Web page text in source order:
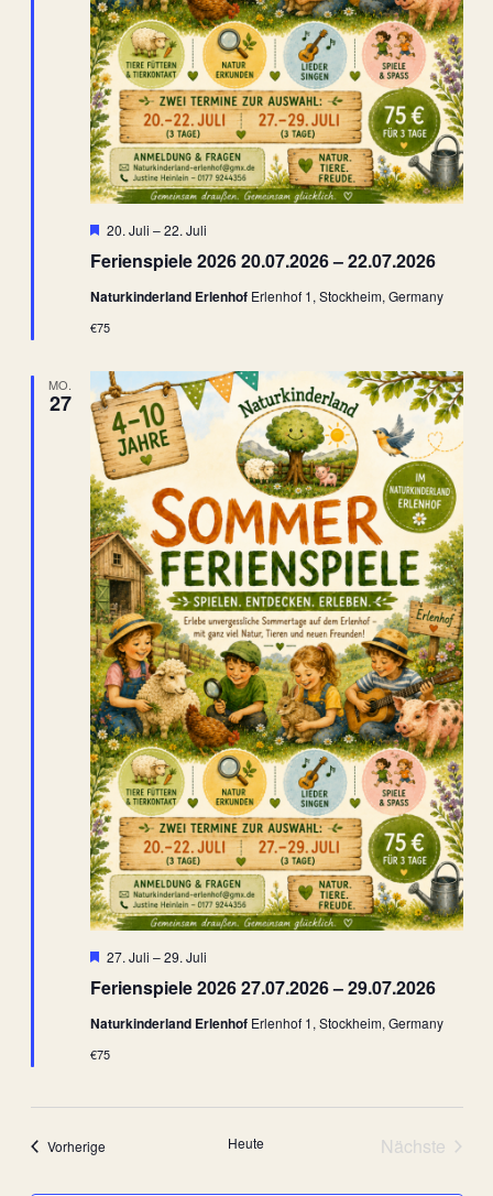
Ferienspiele 2026 20.07.2026 – 22.07.2026
Hervorgehoben
20. Juli –22. Juli
Naturkinderland Erlenhof Erlenhof 1, Stockheim, Germany
€75
MO.
27
Ferienspiele 2026 27.07.2026 – 29.07.2026
Hervorgehoben
27. Juli –29. Juli
Naturkinderland Erlenhof Erlenhof 1, Stockheim, Germany
€75
VorherigeVeranstaltungen Heute
Nächste